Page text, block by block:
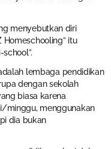
menyebutkan diri
Homeschooling” itu
lembaga pendidikan
dengan sekolah
biasa karena
minggu, menggunakan
dia bukan